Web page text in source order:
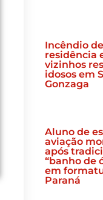
Incêndio
residência
vizinhos
idosos em
Gonzaga
Aluno de
aviação
após
“banho de
em
Paraná